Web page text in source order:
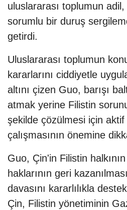
uluslararası toplumun
sorumlu bir duruş
getirdi.
Uluslararası toplumun
kararlarını ciddiyetle
altını çizen Guo, barışı
atmak yerine Filistin
şekilde çözülmesi için
çalışmasının önemine
Guo, Çin'in Filistin
haklarının geri
davasını kararlılıkla
Çin, Filistin yönetiminin